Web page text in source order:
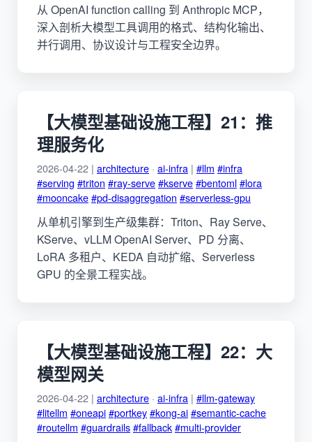
从 OpenAI function calling 到 Anthropic MCP，
深入剖析大模型工具调用的格式、结构化输出、
并行调用、协议设计与工程安全边界。
【大模型基础设施工程】21：推
理服务化
2026-04-22 | architecture · ai-infra | #llm #infra
#serving #triton #ray-serve#kserve#bentoml#lora
#mooncake#pd-disaggregation #serverless-gpu
从单机引擎到生产级集群：Triton、Ray Serve、
KServe、vLLM OpenAI Server、PD 分离、
LoRA 多租户、KEDA 自动扩缩、Serverless
GPU 的全景工程实战。
【大模型基础设施工程】22：大
模型网关
2026-04-22 | architecture · ai-infra | #llm-gateway
#litellm #oneapi#portkey#kong-ai#semantic-cache
#routellm #guardrails#fallback#multi-provider